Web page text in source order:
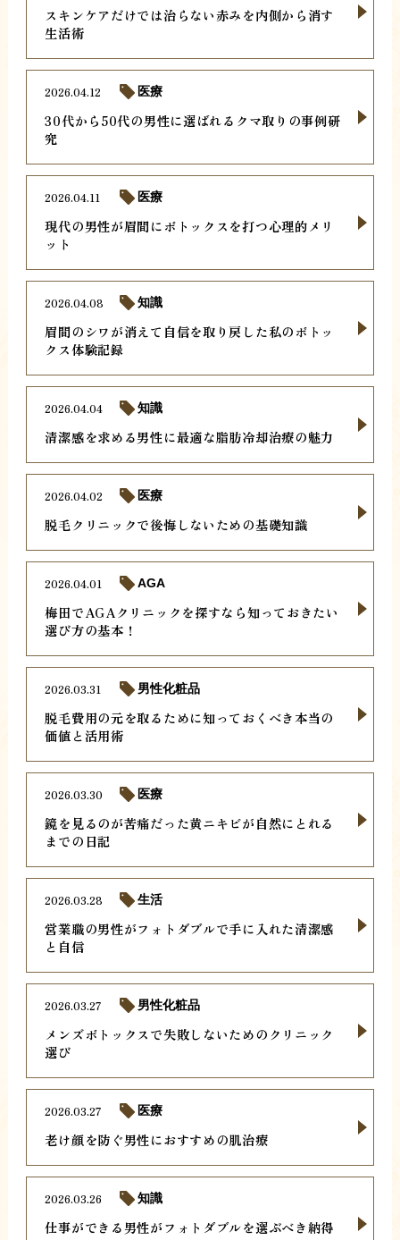
スキンケアだけでは治らない赤みを内側から消す
生活術
30代から50代の男性に選ばれるクマ取りの事例研
究
2026.04.12 医療
現代の男性が眉間にボトックスを打つ心理的メリ
ット
2026.04.11 医療
眉間のシワが消えて自信を取り戻した私のボトッ
クス体験記録
2026.04.08 知識
清潔感を求める男性に最適な脂肪冷却治療の魅力
2026.04.04 知識
脱毛クリニックで後悔しないための基礎知識
2026.04.02 医療
梅田でAGAクリニックを探すなら知っておきたい
選び方の基本！
2026.04.01 AGA
脱毛費用の元を取るために知っておくべき本当の
価値と活用術
2026.03.31 男性化粧品
鏡を見るのが苦痛だった黄ニキビが自然にとれる
までの日記
2026.03.30 医療
営業職の男性がフォトダブルで手に入れた清潔感
と自信
2026.03.28 生活
メンズボトックスで失敗しないためのクリニック
選び
2026.03.27 男性化粧品
老け顔を防ぐ男性におすすめの肌治療
2026.03.27 医療
仕事ができる男性がフォトダブルを選ぶべき納得
2026.03.26 知識